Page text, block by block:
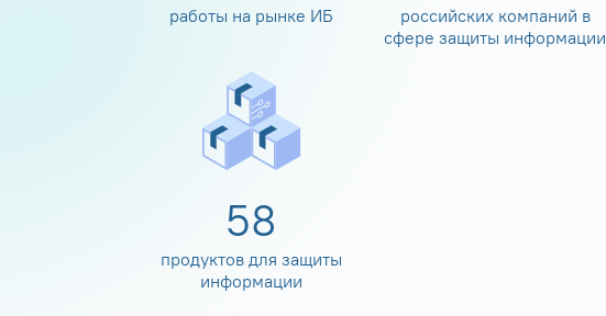
работы на рынке ИБ
российских компаний в
сфере защиты информации
60
продуктов для защиты
информации